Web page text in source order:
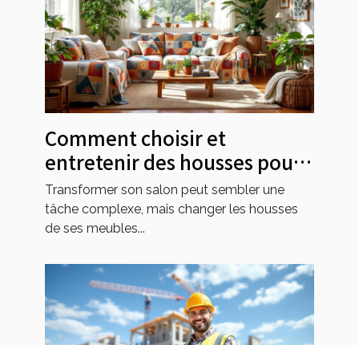
Comment choisir et
entretenir des housses pour
transformer votre salon ?
Transformer son salon peut sembler une
tâche complexe, mais changer les housses
de ses meubles...